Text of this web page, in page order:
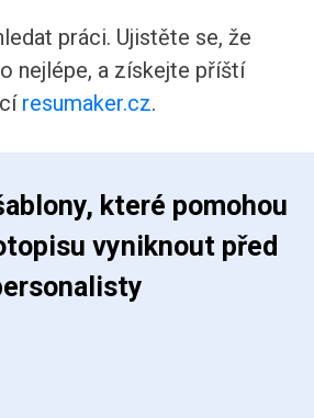
práci. Ujistěte se, že
nejlépe, a získejte příští
resumaker.cz.
vyniknout před